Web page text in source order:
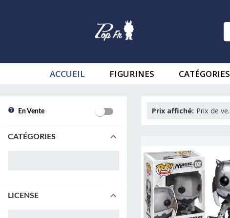
ACCUEIL FIGURINES CATÉGORIES
En Vente
CATÉGORIES
LICENSE
Prix affiché: Prix de ve.